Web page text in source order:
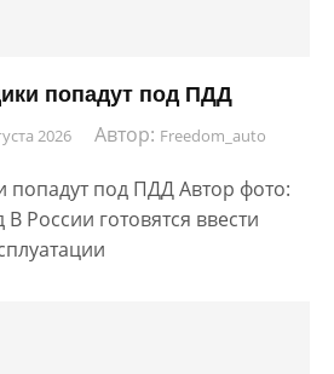
попадут под ПДД
2026 Автор: Freedom_auto
попадут под ПДД Автор фото:
России готовятся ввести